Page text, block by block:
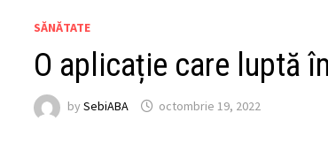
SĂNĂTATE
O aplicație care luptă
bySebiABA octombrie 19, 2022